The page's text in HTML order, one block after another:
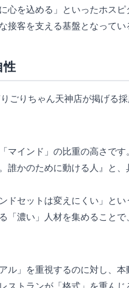
心を込める」といったホス
接客を支える基盤となってい
性
ごりちゃん天神店が掲げる採
マインド」の比重の高さで
誰かのために動ける人』と
ドセットは変えにくい」と
「濃い」人材を集めること
ル」を重視するのに対し、